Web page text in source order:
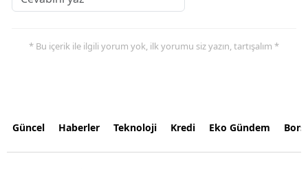
* Bu içerik ile ilgili yorum yok, ilk yorumu siz yazın, tartışalım *
Güncel Haberler Teknoloji Kredi Eko Gündem